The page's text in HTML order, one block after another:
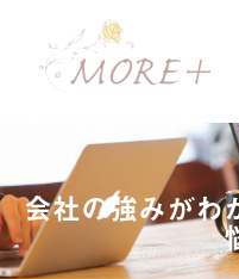
会社の強みがわ